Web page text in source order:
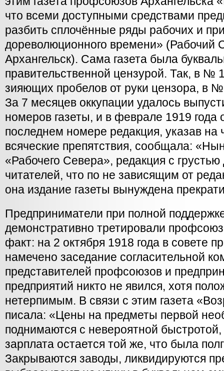
что всеми доступными средствами
разбить сплочённые ряды рабочих и
дореволюционного времени» (Рабочий
Архангельск). Сама газета была
правительственной цензурой. Так, в №
зияющих пробелов от руки цензора, в
За 7 месяцев оккупации удалось
номеров газеты, и в феврале 1919
последнем номере редакция, указав на
всяческие препятствия, сообщала:
«Рабочего Севера», редакция с
читателей, что по не зависящим от
она издание газеты вынуждена
Предприниматели при полной
демонстративно третировали
факт: на 2 октября 1918 года в совете
намечено заседание согласительной
представителей профсоюзов и
предприятий никто не явился, хотя
нетерпимым. В связи с этим газета
писала: «Цены на предметы первой
поднимаются с невероятной быстротой,
зарплата остается той же, что была
Закрываются заводы, ликвидируются